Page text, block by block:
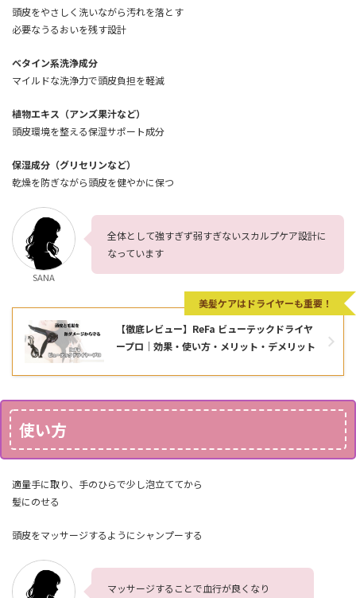
頭皮をやさしく洗いながら汚れを落とす
必要なうるおいを残す設計
ベタイン系洗浄成分
マイルドな洗浄力で頭皮負担を軽減
植物エキス（アンズ果汁など）
頭皮環境を整える保湿サポート成分
保湿成分（グリセリンなど）
乾燥を防ぎながら頭皮を健やかに保つ
SANA
全体として強すぎず弱すぎないスカルプケア設計に
なっています
【徹底レビュー】ReFa ビューテックドライヤ
ープロ｜効果・使い方・メリット・デメリット
美髪ケアはドライヤーも重要！
使い方
適量手に取り、手のひらで少し泡立ててから
髪にのせる
頭皮をマッサージするようにシャンプーする
マッサージすることで血行が良くなり